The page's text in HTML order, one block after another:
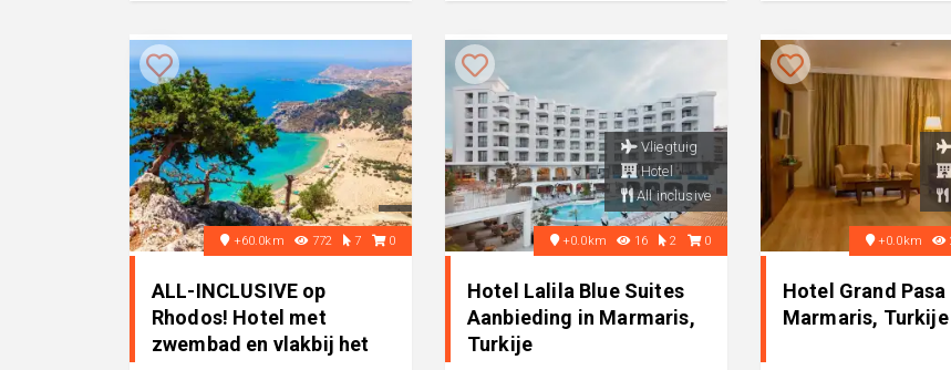
+60.0km 772 7 0
ALL-INCLUSIVE op
Rhodos! Hotel met
zwembad en vlakbij het
Vliegtuig
Hotel
All inclusive
+0.0km 16 2 0
Hotel Lalila Blue Suites
Aanbieding in Marmaris,
Turkije
+0.0km
Hotel Grand Pasa
Marmaris, Turkije